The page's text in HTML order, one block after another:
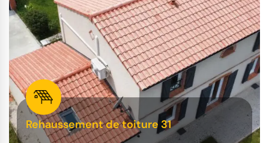
Rehaussement de toiture 31